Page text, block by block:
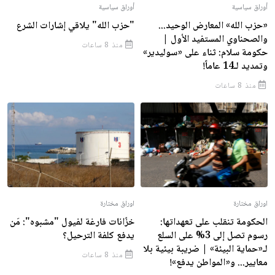
أوراق سياسية
«حزب الله» المعارض الوحيد...
والصحناوي المستفيد الأول |
حكومة سلام: ثناء على «سوليدير»
وتمديد لـ14 عاماً!
منذ 8 ساعات
أوراق سياسية
"حزب الله" يلاقي إشارات الشرع
منذ 8 ساعات
اوراق مختارة
الحكومة تنقلب على تعهداتها:
رسوم تصل إلى 3% على السلع
لـ«حماية البيئة» | ضريبة بيئية بلا
معايير... و«المواطن يدفع»!
اوراق مختارة
خزّانات فارغة لفيول "مشبوه": مَن
يدفع كلفة الترحيل؟
منذ 8 ساعات